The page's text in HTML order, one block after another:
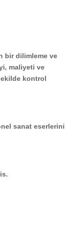
bir dilimleme ve
maliyeti ve
kontrol
sanat eserlerini